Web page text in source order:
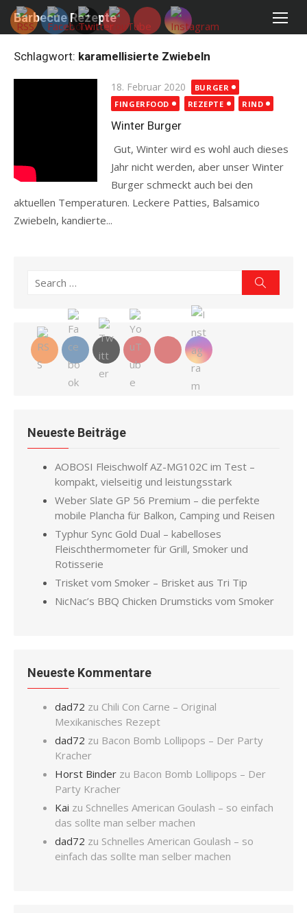
Skip
Barbecue Rezepte
Schlagwort: karamellisierte Zwiebeln
Posted
on
18. Februar 2020
BURGER
FINGERFOOD
REZEPTE RIND
Winter Burger
Gut, Winter wird es wohl auch dieses
Jahr nicht werden, aber unser Winter
Burger schmeckt auch bei den
aktuellen Temperaturen. Leckere Patties, Balsamico
Zwiebeln, kandierte...
Search
Neueste Beiträge
AOBOSI Fleischwolf AZ-MG102C im Test –
kompakt, vielseitig und leistungsstark
Weber Slate GP 56 Premium – die perfekte
mobile Plancha für Balkon, Camping und Reisen
Typhur Sync Gold Dual – kabelloses
Fleischthermometer für Grill, Smoker und
Rotisserie
Trisket vom Smoker – Brisket aus Tri Tip
NicNac’s BBQ Chicken Drumsticks vom Smoker
Neueste Kommentare
dad72 zu Chili Con Carne – Original
Mexikanisches Rezept
dad72 zu Bacon Bomb Lollipops – Der Party
Kracher
Horst Binder zu Bacon Bomb Lollipops – Der
Party Kracher
Kai zu Schnelles American Goulash – so einfach
das sollte man selber machen
dad72 zu Schnelles American Goulash – so
einfach das sollte man selber machen